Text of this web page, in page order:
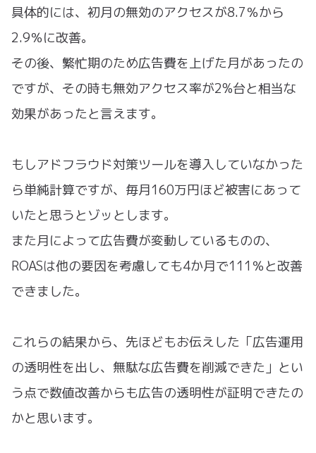
具体的には、初月の無効のアクセスが8.7％から
2.9％に改善。
その後、繁忙期のため広告費を上げた月があったの
ですが、その時も無効アクセス率が2%台と相当な
効果があったと言えます。
もしアドフラウド対策ツールを導入していなかった
ら単純計算ですが、毎月160万円ほど被害にあって
いたと思うとゾッとします。
また月によって広告費が変動しているものの、
ROASは他の要因を考慮しても4か月で111％と改善
できました。
これらの結果から、先ほどもお伝えした「広告運用
の透明性を出し、無駄な広告費を削減できた」とい
う点で数値改善からも広告の透明性が証明できたの
かと思います。